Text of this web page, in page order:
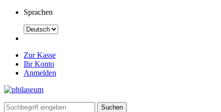
Sprachen
Zur Kasse
Ihr Konto
Anmelden
Suchen